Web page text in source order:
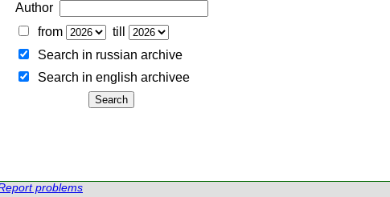
Author
from
till
Search in russian archive
Search in english archiveе
problems